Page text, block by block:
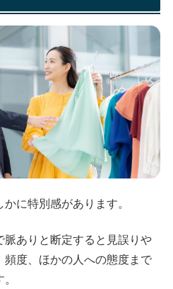
に特別感があります。
脈ありと断定すると見誤りや
度、ほかの人への態度まで